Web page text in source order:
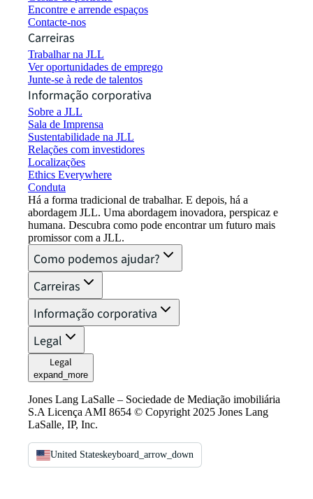
Encontre e arrende espaços
Contacte-nos
Carreiras
Trabalhar na JLL
Ver oportunidades de emprego
Junte-se à rede de talentos
Informação corporativa
Sobre a JLL
Sala de Imprensa
Sustentabilidade na JLL
Relações com investidores
Localizações
Ethics Everywhere
Conduta
Há a forma tradicional de trabalhar. E depois, há a
abordagem JLL. Uma abordagem inovadora, perspicaz e
humana. Descubra como pode encontrar um futuro mais
promissor com a JLL.
Como podemos ajudar?
Carreiras
Informação corporativa
Legal
Legal
expand_more
Jones Lang LaSalle – Sociedade de Mediação imobiliária
S.A Licença AMI 8654 © Copyright 2025 Jones Lang
LaSalle, IP, Inc.
United Stateskeyboard_arrow_down